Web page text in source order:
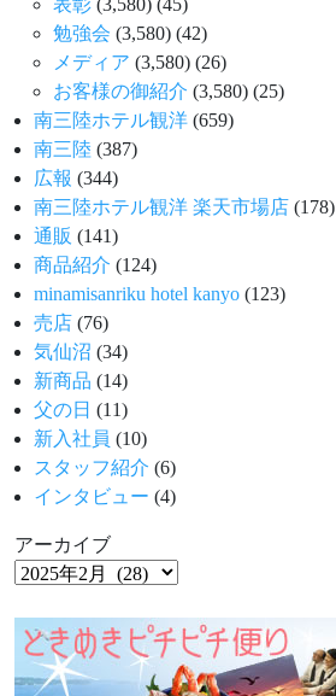
表彰 (3,580) (45)
勉強会 (3,580) (42)
メディア (3,580) (26)
お客様の御紹介 (3,580) (25)
南三陸ホテル観洋 (659)
南三陸 (387)
広報 (344)
南三陸ホテル観洋 楽天市場店 (178)
通販 (141)
商品紹介 (124)
minamisanriku hotel kanyo (123)
売店 (76)
気仙沼 (34)
新商品 (14)
父の日 (11)
新入社員 (10)
スタッフ紹介 (6)
インタビュー (4)
アーカイブ